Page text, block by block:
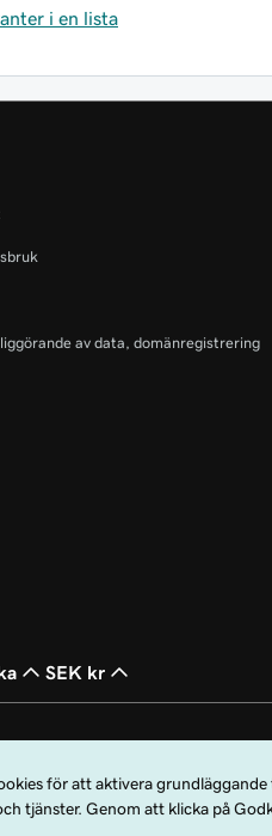
i en lista
av data, domänregistrering
SEK kr
LLC. Med ensamrätt. Ordmärket
som tillhör GoDaddy.com, LLC i
Genom att använda den